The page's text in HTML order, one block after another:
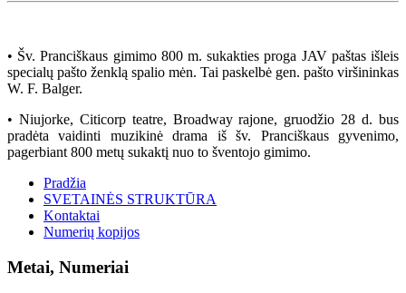
• Šv. Pranciškaus gimimo 800 m. sukakties proga JAV paštas išleis
specialų pašto ženklą spalio mėn. Tai paskelbė gen. pašto viršininkas
W. F. Balger.
• Niujorke, Citicorp teatre, Broadway rajone, gruodžio 28 d. bus
pradėta vaidinti muzikinė drama iš šv. Pranciškaus gyvenimo,
pagerbiant 800 metų sukaktį nuo to šventojo gimimo.
Pradžia
SVETAINĖS STRUKTŪRA
Kontaktai
Numerių kopijos
Metai, Numeriai